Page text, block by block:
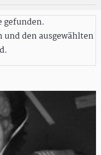
gefunden.
und den ausgewählten